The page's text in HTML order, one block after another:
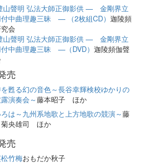
山聲明 弘法大師正御影供 — 金剛界立
中曲理趣三昧 — （2枚組CD） 迦陵頻
会
山聲明 弘法大師正御影供 — 金剛界立
中曲理趣三昧 —（DVD） 迦陵頻伽聲
売
甦る幻の音色～長谷幸輝検校ゆかりの
演奏会～藤本昭子 ほか
は～九州系地歌と上方地歌の競演～藤
菊央雄司 ほか
売
竹梅おもだか秋子